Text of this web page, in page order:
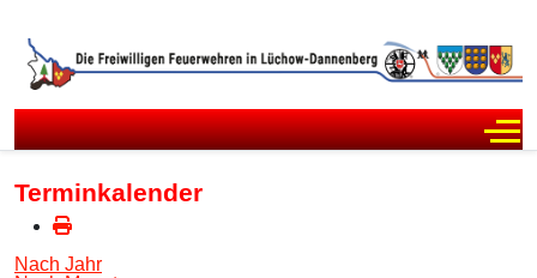
Terminkalender
Nach Jahr